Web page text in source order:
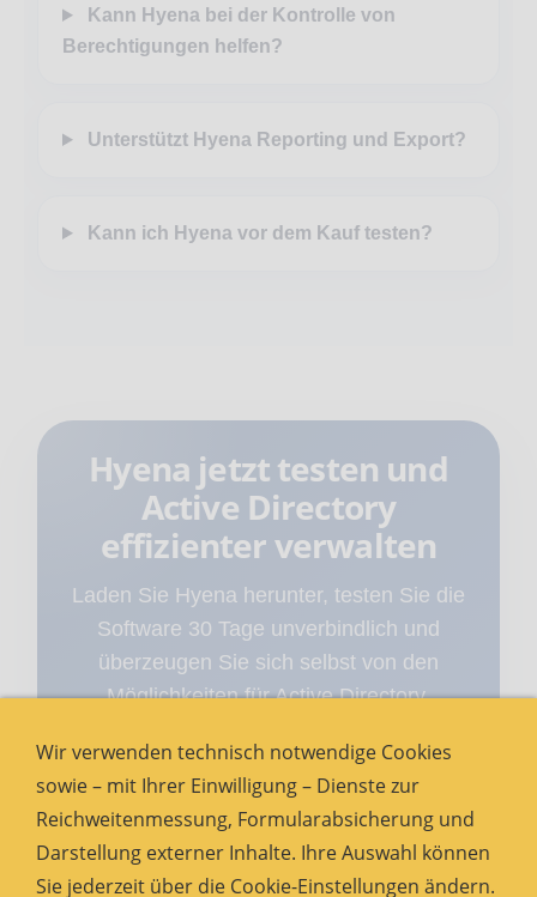
Kann Hyena bei der Kontrolle von
Berechtigungen helfen?
Unterstützt Hyena Reporting und Export?
Kann ich Hyena vor dem Kauf testen?
Hyena jetzt testen und
Active Directory
effizienter verwalten
Laden Sie Hyena herunter, testen Sie die
Software 30 Tage unverbindlich und
überzeugen Sie sich selbst von den
Möglichkeiten für Active Directory,
und zentrale Administration.
Download starten
Wir verwenden technisch notwendige Cookies
sowie – mit Ihrer Einwilligung – Dienste zur
Reichweitenmessung, Formularabsicherung und
Darstellung externer Inhalte. Ihre Auswahl können
Sie jederzeit über die Cookie-Einstellungen ändern.